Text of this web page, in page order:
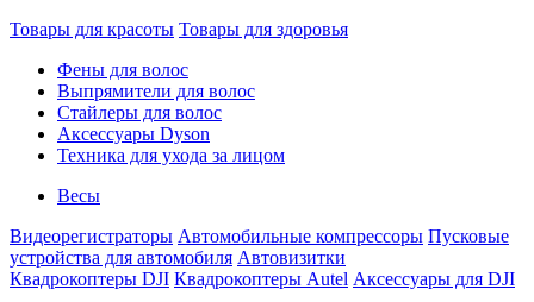
Товары для красоты Товары для здоровья
Фены для волос
Выпрямители для волос
Стайлеры для волос
Аксессуары Dyson
Техника для ухода за лицом
Весы
Видеорегистраторы Автомобильные компрессоры Пусковые
устройства для автомобиля Автовизитки
Квадрокоптеры DJI Квадрокоптеры Autel Аксессуары для DJI